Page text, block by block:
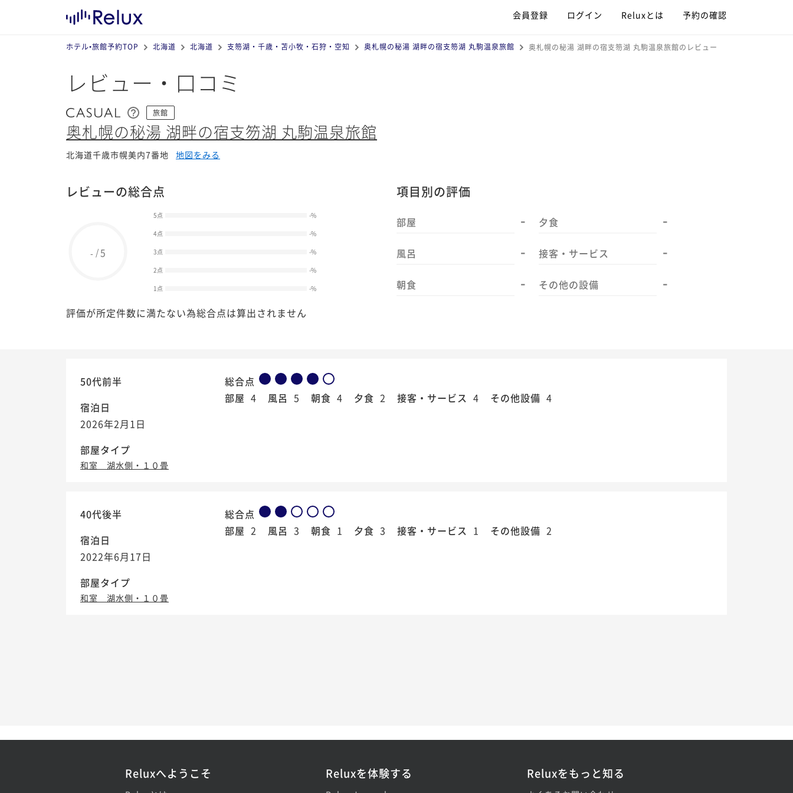
会員登録 ログイン Reluxとは 予約の確認
ホテル•旅館予約TOP 北海道 北海道 支笏湖・千歳・苫小牧・石狩・空知 奥札幌の秘湯 湖畔の宿支笏湖 丸駒温泉旅館 奥札幌の秘湯 湖畔の宿支笏湖 丸駒温泉旅館のレビュー
レビュー・口コミ
旅館
奥札幌の秘湯 湖畔の宿支笏湖 丸駒温泉旅館
北海道千歳市幌美内7番地 地図をみる
レビューの総合点
- /5
5点 -%
4点 -%
3点 -%
2点 -%
1点 -%
評価が所定件数に満たない為総合点は算出されません
項目別の評価
部屋 -
風呂 -
朝食 -
夕食 -
接客・サービス -
その他の設備 -
50代前半
宿泊日
2026年2月1日
部屋タイプ
和室 湖水側・１０畳
総合点
部屋 4 風呂 5 朝食 4 夕食 2 接客・サービス 4 その他設備 4
40代後半
宿泊日
2022年6月17日
部屋タイプ
和室 湖水側・１０畳
総合点
部屋 2 風呂 3 朝食 1 夕食 3 接客・サービス 1 その他設備 2
Reluxへようこそ Reluxを体験する Reluxをもっと知る